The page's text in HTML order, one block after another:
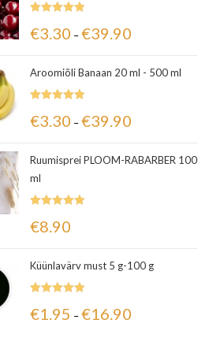
5.00/ 5
€3.30 –€39.90
Aroomiõli Banaan 20 ml - 500 ml
5.00/ 5
€3.30 –€39.90
Ruumisprei PLOOM-RABARBER 100
ml
5.00/ 5
€8.90
Küünlavärv must 5 g-100 g
5.00/ 5
€1.95 –€16.90